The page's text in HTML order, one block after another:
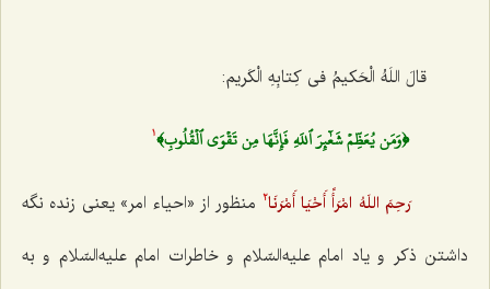
قالَ اللَهُ الْحَکیمُ فی کِتابِهِ الْکَریم:
﴿وَمَن يُعَظِّمۡ شَعٰٓئِرَ ٱللَهِ فَإِنَّهَا مِن تَقۡوَى ٱلۡقُلُوبِ﴾1
رَحِمَ اللَهُ امْرَأً أَحْیَا أَمْرَنَا2
منظور از «احیاء امر» یعنی زنده نگه
داشتن ذکر و یاد امام علیه‌السّلام و خاطرات امام علیه‌السّلام و به